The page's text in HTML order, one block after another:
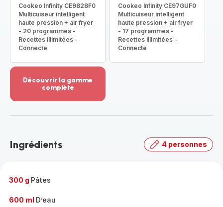
Cookeo Infinity CE9828F0
Multicuiseur intelligent
haute pression + air fryer
- 20 programmes -
Recettes illimitées -
Connecté
Cookeo Infinity CE97GUF0
Multicuiseur intelligent
haute pression + air fryer
- 17 programmes -
Recettes illimitées -
Connecté
Découvrir la gamme
complète
-
gamme
Ingrédients 4 personnes
300 g Pâtes
600 ml D’eau